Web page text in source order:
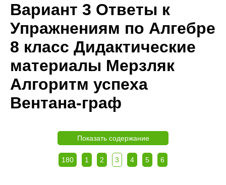
Вариант 3 Ответы к
Упражнениям по Алгебре
8 класс Дидактические
материалы Мерзляк
Алгоритм успеха
Вентана-граф
Показать содержание
180 1 2 3 4 5 6